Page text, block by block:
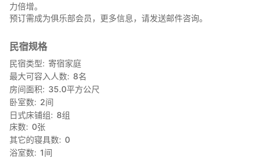
力倍增。
预订需成为俱乐部会员，更多信息，请发送邮件咨询。
民宿规格
民宿类型
寄宿家庭
最大可容入人数 8名
房间面积
35.0平方公尺
卧室数
2间
日式床铺组
8组
床数 0张
其它的寝具数 0
浴室数 1间